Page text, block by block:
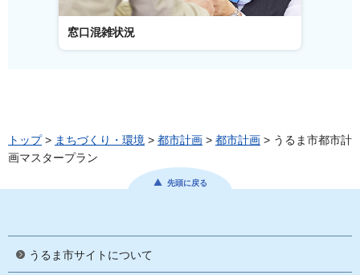
窓口混雑状況
トップ> まちづくり・環境 > 都市計画 > 都市計画 > うるま市都市計
画マスタープラン
先頭に戻る
うるま市サイトについて